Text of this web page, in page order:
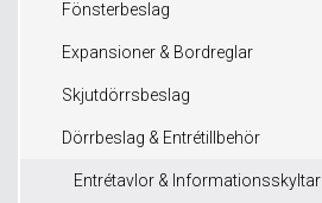
Fönsterbeslag
Expansioner & Bordreglar
Skjutdörrsbeslag
Dörrbeslag & Entrétillbehör
Entrétavlor & Informationsskyltar